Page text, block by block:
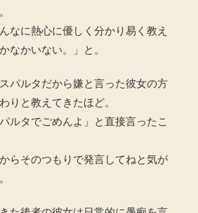
なに熱心に優しく分かり易く教え
なかいない。」と。
パルタだから嫌と言った彼女の方
りと教えてきたほど。
ルタでごめんよ」と直接言ったこ
らそのつもりで発言してねと気が